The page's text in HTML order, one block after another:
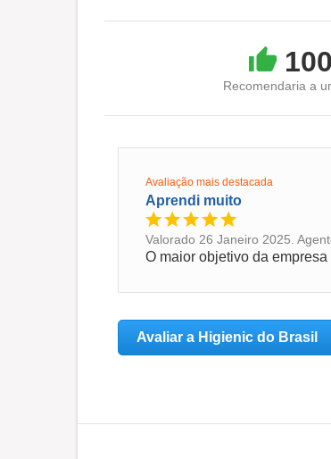
100
Recomendaria a
Avaliação mais destacada
Aprendi muito
Valorado 26 Janeiro 2025.
O maior objetivo da
Avaliar a Higienic do Brasil